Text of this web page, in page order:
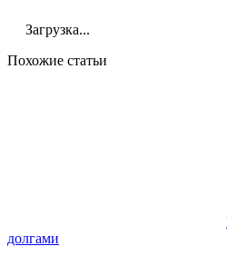
Загрузка...
Похожие статьи
долгами